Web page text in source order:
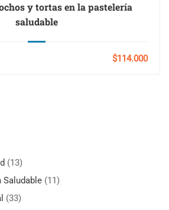
y tortas en la pastelería
saludable
$114.000
(13)
Saludable (11)
(33)